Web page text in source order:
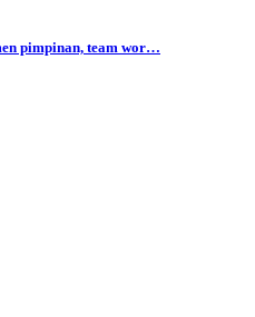
pimpinan, team wor…